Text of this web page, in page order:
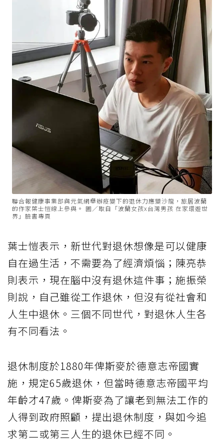
聯合報健康事業部與元氣網舉辦疫變下的退休力應變沙龍，旅居波蘭
的作家葉士愷線上參與。 圖／取自「波蘭女孩x台灣男孩 在家環遊世
界」臉書專頁
葉士愷表示，新世代對退休想像是可以健康
自在過生活，不需要為了經濟煩惱；陳亮恭
則表示，現在腦中沒有退休這件事；施振榮
則說，自己雖從工作退休，但沒有從社會和
人生中退休。三個不同世代，對退休人生各
有不同看法。
退休制度於1880年俾斯麥於德意志帝國實
施，規定65歲退休，但當時德意志帝國平均
年齡才47歲。俾斯麥為了讓老到無法工作的
人得到政府照顧，提出退休制度，與如今追
求第二或第三人生的退休已經不同。